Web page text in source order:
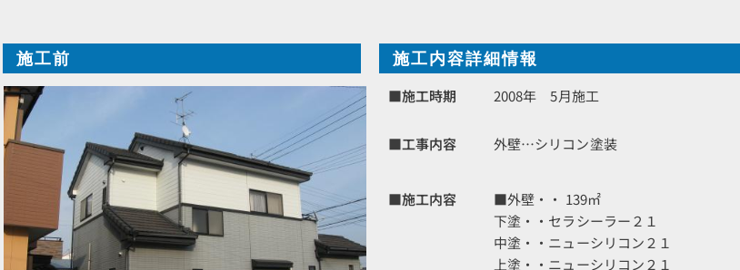
施工前
施工内容詳細情報
■施工時期
2008年 5月施工
■工事内容 外壁…シリコン塗装
■施工内容
■外壁・・ 139㎡
下塗・・セラシーラー２１
中塗・・ニューシリコン２１
上塗・・ニューシリコン２１